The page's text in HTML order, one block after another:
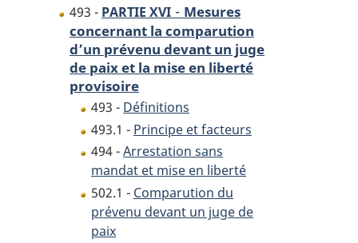
493 - PARTIE XVI - Mesures
concernant la comparution
d’un prévenu devant un juge
de paix et la mise en liberté
provisoire
493 - Définitions
493.1 - Principe et facteurs
494 -Arrestation sans
mandat et mise en liberté
502.1 - Comparution du
prévenu devant un juge de
paix